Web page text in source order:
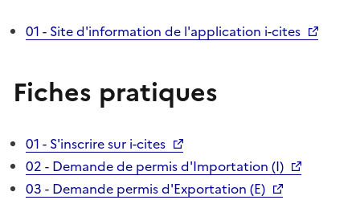
01 - Site d'information de l'application i-cites
Fiches pratiques
01 - S'inscrire sur i-cites
02 - Demande de permis d'Importation (I)
03 - Demande permis d'Exportation (E)